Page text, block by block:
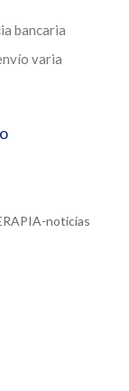
bancaria
varia
noticias